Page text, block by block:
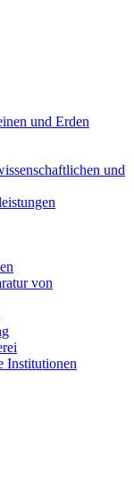
und Erden
und
von
Institutionen